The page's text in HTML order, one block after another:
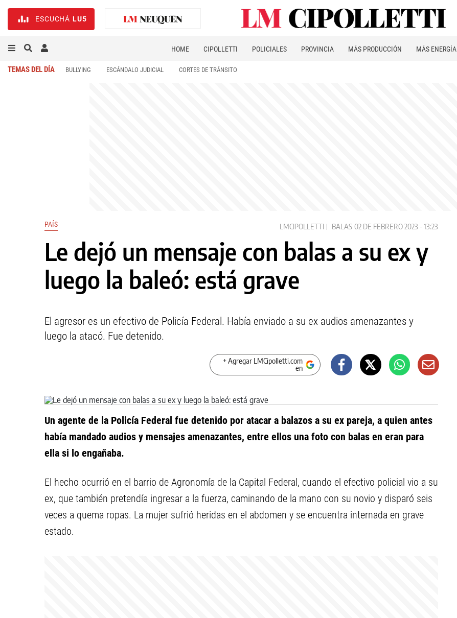
ESCUCHÁ LU5
HOME CIPOLLETTI POLICIALES PROVINCIA MÁS PRODUCCIÓN MÁS ENERGÍA
TEMAS DEL DÍA BULLYING ESCÁNDALO JUDICIAL CORTES DE TRÁNSITO
PAÍS LMCIPOLLETTI BALAS 02 DE FEBRERO 2023 - 13:23
Le dejó un mensaje con balas a su ex y
luego la baleó: está grave
El agresor es un efectivo de Policía Federal. Había enviado a su ex audios amenazantes y
luego la atacó. Fue detenido.
+ Agregar LMCipolletti.com
en
Un agente de la Policía Federal fue detenido por atacar a balazos a su ex pareja, a quien antes
había mandado audios y mensajes amenazantes, entre ellos una foto con balas en eran para
ella si lo engañaba.
El hecho ocurrió en el barrio de Agronomía de la Capital Federal, cuando el efectivo policial vio a su
ex, que también pretendía ingresar a la fuerza, caminando de la mano con su novio y disparó seis
veces a quema ropas. La mujer sufrió heridas en el abdomen y se encuentra internada en grave
estado.